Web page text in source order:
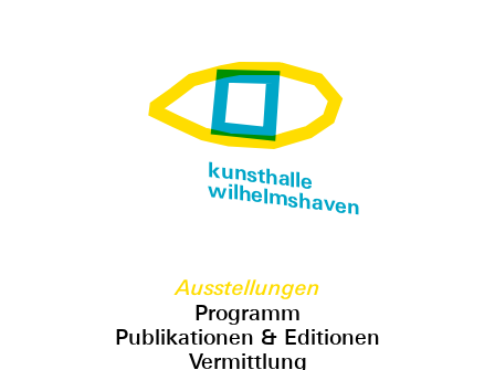
kunsthalle
wilhelmshaven
Ausstellungen
Programm
Publikationen & Editionen
Vermittlung